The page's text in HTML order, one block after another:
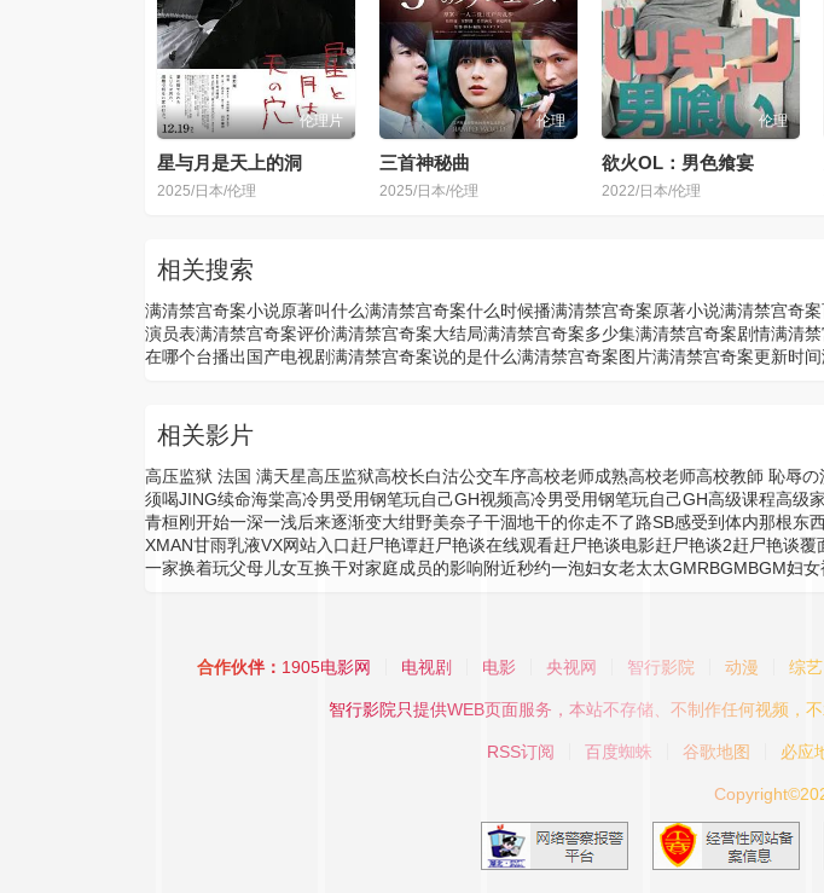
伦理片
星与月是天上的洞
2025/日本/伦理
伦理
三首神秘曲
2025/日本/伦理
伦理
欲火OL：男色飨宴
2022/日本/伦理
相关搜索
满清禁宫奇案小说原著叫什么满清禁宫奇案什么时候播满清禁宫奇案原著小说满清禁宫奇
演员表满清禁宫奇案评价满清禁宫奇案大结局满清禁宫奇案多少集满清禁宫奇案剧情满清
在哪个台播出 国产电视剧满清禁宫奇案说的是什么满清禁宫奇案图片满清禁宫奇案更新时间
相关影片
高压监狱 法国 满天星高压监狱高校长白沽公交车序高校老师成熟高校老师高校教師 恥辱の
须喝JING续命海棠高冷男受用钢笔玩自己GH视频高冷男受用钢笔玩自己GH高级课程高级
青桓刚开始一深一浅后来逐渐变大绀野美奈子干涸地干的你走不了路SB感受到体内那根东
XMAN甘雨乳液VX网站入口赶尸艳谭赶尸艳谈在线观看赶尸艳谈电影赶尸艳谈2赶尸艳谈覆
一家换着玩父母儿女互换干对家庭成员的影响附近秒约一泡妇女老太太GMRBGMBGM妇女
合作伙伴： 1905电影网 电视剧 电影 央视网 智行影院 动漫 综艺
智行影院只提供WEB页面服务，本站不存储、不制作任何视频，
RSS订阅 百度蜘蛛 谷歌地图 必应